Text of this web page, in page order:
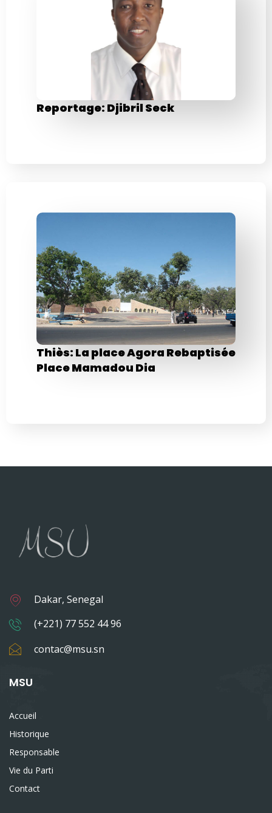
Reportage: Djibril Seck
Thiès: La place Agora Rebaptisée
Place Mamadou Dia
Dakar, Senegal
(+221) 77 552 44 96
contac@msu.sn
MSU
Accueil
Historique
Responsable
Vie du Parti
Contact